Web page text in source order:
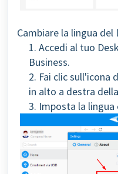
Cambiare la lingua
1. Accedi al tuo
Business.
2. Fai clic sull'icona
in alto a destra
3. Imposta la lingua